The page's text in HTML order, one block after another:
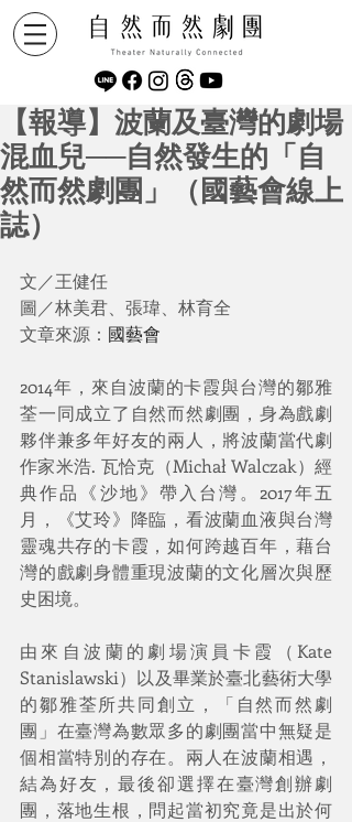
【報導】波蘭及臺灣的劇場
混血兒──自然發生的「自
然而然劇團」（國藝會線上
誌）
文／王健任
圖／林美君、張瑋、林育全
文章來源： 國藝會
2014年，來自波蘭的卡霞與台灣的鄒雅
荃一同成立了自然而然劇團，身為戲劇
夥伴兼多年好友的兩人，將波蘭當代劇
作家米浩. 瓦恰克（Michał Walczak）經
典作品《沙地》帶入台灣。2017年五
月，《艾玲》降臨，看波蘭血液與台灣
靈魂共存的卡霞，如何跨越百年，藉台
灣的戲劇身體重現波蘭的文化層次與歷
史困境。
由來自波蘭的劇場演員卡霞（Kate
Stanislawski）以及畢業於臺北藝術大學
的鄒雅荃所共同創立，「自然而然劇
團」在臺灣為數眾多的劇團當中無疑是
個相當特別的存在。兩人在波蘭相遇，
結為好友，最後卻選擇在臺灣創辦劇
團，落地生根，問起當初究竟是出於何